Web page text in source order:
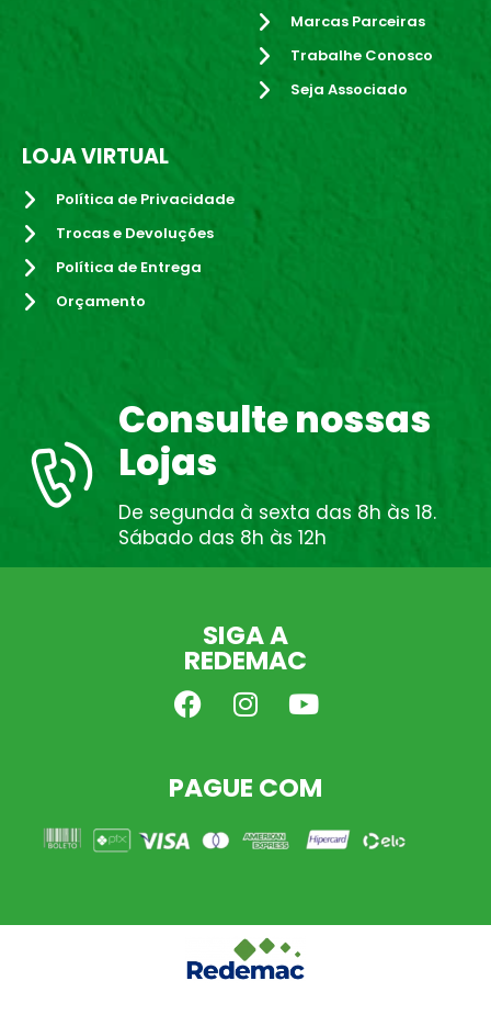
Marcas Parceiras
Trabalhe Conosco
Seja Associado
LOJA VIRTUAL
Política de Privacidade
Trocas e Devoluções
Política de Entrega
Orçamento
Consulte nossas
Lojas
De segunda à sexta das 8h às 18.
Sábado das 8h às 12h
SIGA A
REDEMAC
PAGUE COM